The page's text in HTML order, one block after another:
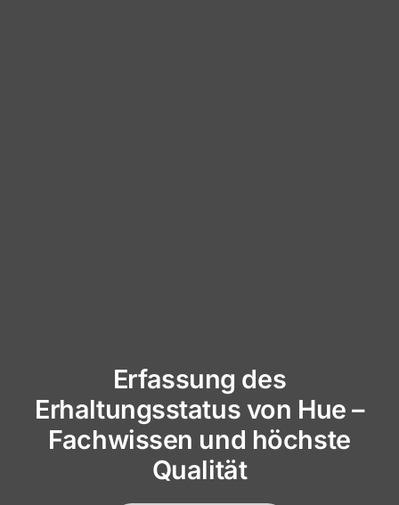
Erfassung des
Erhaltungsstatus von Hue –
Fachwissen und höchste
Qualität